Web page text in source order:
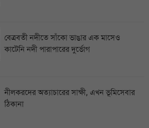
বেত্রবতী নদীতে সাঁকো ভাঙার এক মাসেও
কাটেনি নদী পারাপারের দুর্ভোগ
নীলকরদের অত্যাচারের সাক্ষী, এখন ভূমিসেবার
ঠিকানা